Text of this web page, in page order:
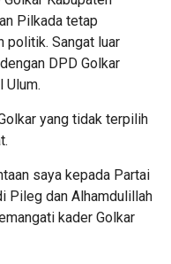
Pilkada tetap
politik. Sangat luar
DPD Golkar
Ulum.
yang tidak terpilih
saya kepada Partai
Pileg dan Alhamdulillah
kader Golkar